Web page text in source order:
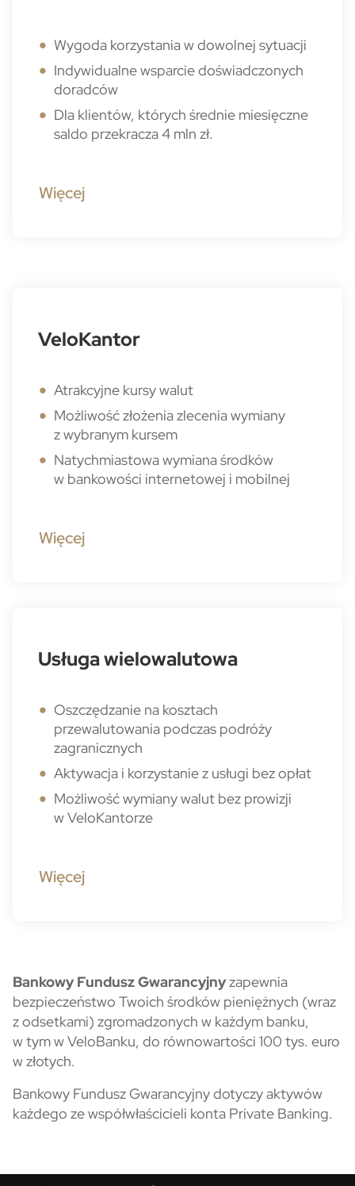
Wygoda korzystania w dowolnej sytuacji
Indywidualne wsparcie doświadczonych
doradców
Dla klientów, których średnie miesięczne
saldo przekracza 4 mln zł.
Więcej
VeloKantor
Atrakcyjne kursy walut
Możliwość złożenia zlecenia wymiany
z wybranym kursem
Natychmiastowa wymiana środków
w bankowości internetowej i mobilnej
Więcej
Usługa wielowalutowa
Oszczędzanie na kosztach
przewalutowania podczas podróży
zagranicznych
Aktywacja i korzystanie z usługi bez opłat
Możliwość wymiany walut bez prowizji
w VeloKantorze
Więcej
Bankowy Fundusz
Bankowy Fundusz Gwarancyjnyzapewnia
bezpieczeństwo Twoich środków pieniężnych (wraz
z odsetkami) zgromadzonych w każdym banku,
w tym w VeloBanku, do równowartości 100 tys. euro
w złotych.
Bankowy Fundusz Gwarancyjny dotyczy aktywów
każdego ze współwłaścicieli konta Private Banking.